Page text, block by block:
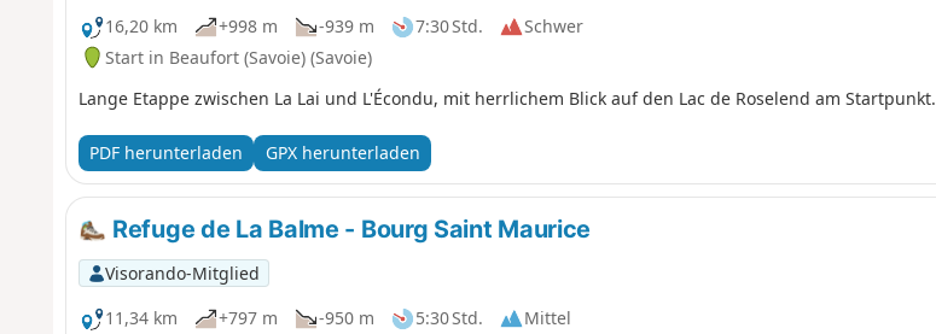
16,20 km
+998 m -939 m 7:30 Std.
Schwer
Start in Beaufort (Savoie) (Savoie)
Lange Etappe zwischen La Lai und L'Écondu, mit herrlichem Blick auf den Lac de Roselend am Startpunkt.
PDF herunterladen GPX herunterladen
Refuge de La Balme - Bourg Saint Maurice
Visorando-Mitglied
11,34 km
+797 m -950 m 5:30 Std.
Mittel